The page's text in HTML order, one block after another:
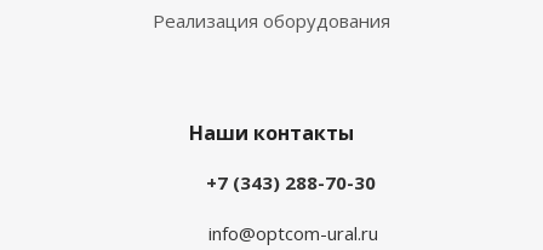
Реализация оборудования
Наши контакты
+7 (343) 288-70-30
info@optcom-ural.ru